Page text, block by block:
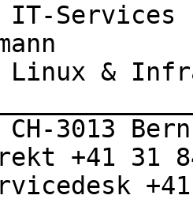
Services
Linux &
CH-3013 Bern
+41 31